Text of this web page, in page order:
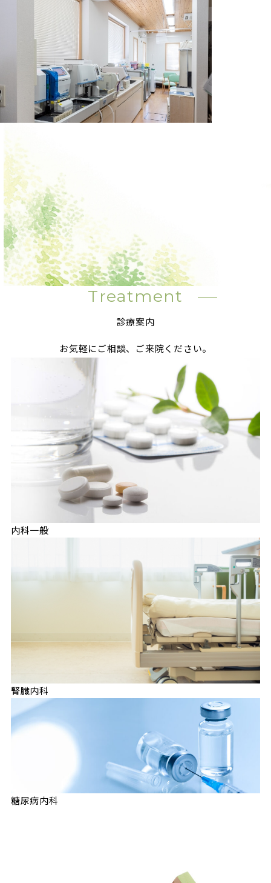
Treatment
診療案内
お気軽にご相談、ご来院ください。
内科一般
腎臓内科
糖尿病内科